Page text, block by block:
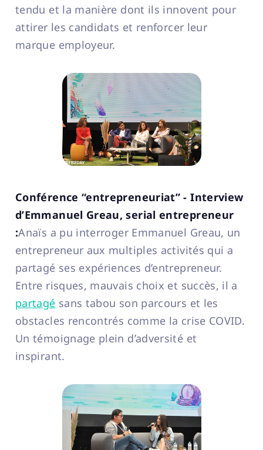
tendu et la manière dont ils innovent pour
attirer les candidats et renforcer leur
marque employeur.
Conférence “entrepreneuriat” - Interview
d’Emmanuel Greau, serial entrepreneur
:Anaïs a pu interroger Emmanuel Greau, un
entrepreneur aux multiples activités qui a
partagé ses expériences d’entrepreneur.
Entre risques, mauvais choix et succès, il a
partagé sans tabou son parcours et les
obstacles rencontrés comme la crise COVID.
Un témoignage plein d’adversité et
inspirant.